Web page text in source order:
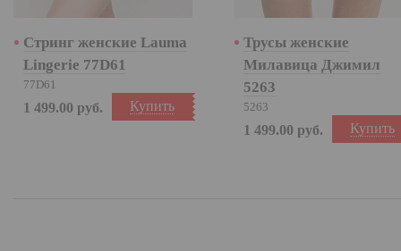
Стринг женские Lauma
Lingerie 77D61
77D61
Купить
1 499.00 руб.
Трусы женские
Милавица Джимил
5263
5263
Купить
1 499.00 руб.